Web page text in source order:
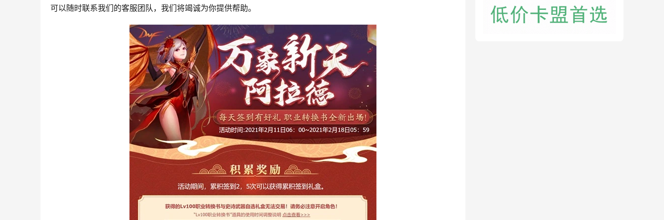
可以随时联系我们的客服团队，我们将竭诚为你提供帮助。